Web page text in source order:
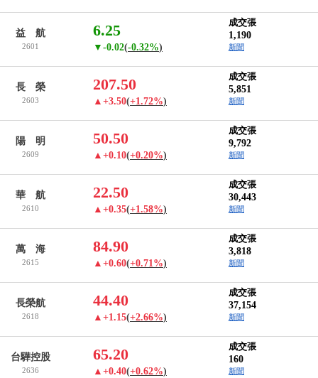
益 航
2601
6.25
▼-0.02(-0.32%)
成交張
1,190
新聞
長 榮
2603
207.50
▲+3.50(+1.72%)
成交張
5,851
新聞
陽 明
2609
50.50
▲+0.10(+0.20%)
成交張
9,792
新聞
華 航
2610
22.50
▲+0.35(+1.58%)
成交張
30,443
新聞
萬 海
2615
84.90
▲+0.60(+0.71%)
成交張
3,818
新聞
長榮航
2618
44.40
▲+1.15(+2.66%)
成交張
37,154
新聞
台驊控股
2636
65.20
▲+0.40(+0.62%)
成交張
160
新聞